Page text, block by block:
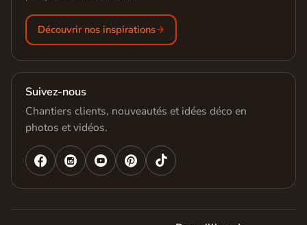
Découvrir nos inspirations
Suivez-nous
Chantiers clients, nouveautés et idées déco en
photos et vidéos.
   